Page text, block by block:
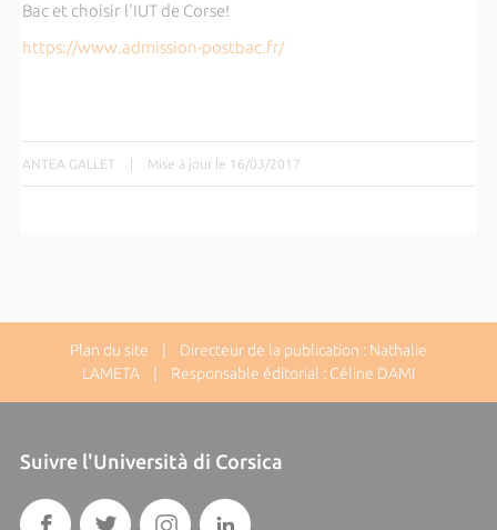
Bac et choisir l'IUT de Corse!
https://www.admission-postbac.fr/
ANTEA GALLET | Mise à jour le 16/03/2017
Plan du site | Directeur de la publication : Nathalie
LAMETA | Responsable éditorial : Céline DAMI
Suivre l'Università di Corsica